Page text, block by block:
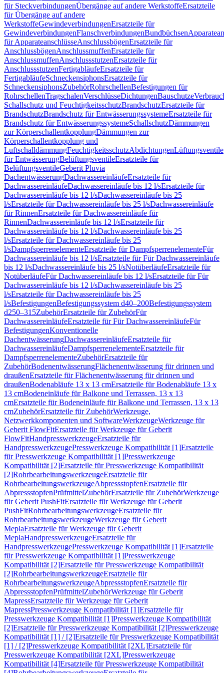
für SteckverbindungenÜbergänge auf andere WerkstoffeErsatzteile
für Übergänge auf andere
WerkstoffeGewindeverbindungenErsatzteile für
GewindeverbindungenFlanschverbindungenBundbüchsen
für ApparateanschlüsseAnschlussbögenErsatzteile für
AnschlussbögenAnschlussmuffenErsatzteile für
AnschlussmuffenAnschlussstutzenErsatzteile für
AnschlussstutzenFertigabläufeErsatzteile für
FertigabläufeSchneckensiphonsErsatzteile für
SchneckensiphonsZubehörRohrschellenBefestigungen für
RohrschellenTragschalenVerschlüsseDichtungenBauschutze
Schallschutz und FeuchtigkeitsschutzBrandschutzErsatzteile für
BrandschutzBrandschutz für EntwässerungssystemeErsatzteile für
Brandschutz für EntwässerungssystemeSchallschutzDämmungen
zur KörperschallentkopplungDämmungen zur
Körperschallentkopplung und
LuftschalldämmungFeuchtigkeitsschutzAbdichtungenLüftungsventile
für EntwässerungBelüftungsventileErsatzteile für
BelüftungsventileGeberit Pluvia
DachentwässerungDachwassereinläufeErsatzteile für
DachwassereinläufeDachwassereinläufe bis 12 l/sErsatzteile für
Dachwassereinläufe bis 12 l/sDachwassereinläufe bis 25
l/sErsatzteile für Dachwassereinläufe bis 25 l/sDachwassereinläufe
für RinnenErsatzteile für Dachwassereinläufe für
RinnenDachwassereinläufe bis 12 l/sErsatzteile für
Dachwassereinläufe bis 12 l/sDachwassereinläufe bis 25
l/sErsatzteile für Dachwassereinläufe bis 25
l/sDampfsperrenelementeErsatzteile für DampfsperrenelementeFür
Dachwassereinläufe bis 12 l/sErsatzteile für Für Dachwassereinläufe
bis 12 l/sDachwassereinläufe bis 25 l/sNotüberläufeErsatzteile für
NotüberläufeFür Dachwassereinläufe bis 12 l/sErsatzteile für Für
Dachwassereinläufe bis 12 l/sDachwassereinläufe bis 25
l/sErsatzteile für Dachwassereinläufe bis 25
l/sBefestigungenBefestigungssystem d40–200Befestigungssystem
d250–315ZubehörErsatzteile für ZubehörFür
DachwassereinläufeErsatzteile für Für DachwassereinläufeFür
BefestigungenKonventionelle
DachentwässerungDachwassereinläufeErsatzteile für
DachwassereinläufeDampfsperrenelementeErsatzteile für
DampfsperrenelementeZubehörErsatzteile für
ZubehörBodenentwässerungFlächenentwässerung für drinnen und
draußenErsatzteile für Flächenentwässerung für drinnen und
draußenBodenabläufe 13 x 13 cmErsatzteile für Bodenabläufe 13 x
13 cmBodeneinläufe für Balkone und Terrassen, 13 x 13
cmErsatzteile für Bodeneinläufe für Balkone und Terrassen, 13 x 13
cmZubehörErsatzteile für ZubehörWerkzeuge,
Netzwerkkomponenten und SoftwareWerkzeugeWerkzeuge für
Geberit FlowFitErsatzteile für Werkzeuge für Geberit
FlowFitHandpresswerkzeugeErsatzteile für
HandpresswerkzeugePresswerkzeuge Kompatibilität [1]Ersatzteile
für Presswerkzeuge Kompatibilität [1]Presswerkzeuge
Kompatibilität [2]Ersatzteile für Presswerkzeuge Kompatibilität
[2]RohrbearbeitungswerkzeugeErsatzteile für
RohrbearbeitungswerkzeugeAbpressstopfenErsatzteile für
AbpressstopfenPrüfmittelZubehörErsatzteile für ZubehörWerkzeuge
für Geberit PushFitErsatzteile für Werkzeuge für Geberit
PushFitRohrbearbeitungswerkzeugeErsatzteile für
RohrbearbeitungswerkzeugeWerkzeuge für Geberit
MeplaErsatzteile für Werkzeuge für Geberit
MeplaHandpresswerkzeugeErsatzteile für
HandpresswerkzeugePresswerkzeuge Kompatibilität [1]Ersatzteile
für Presswerkzeuge Kompatibilität [1]Presswerkzeuge
Kompatibilität [2]Ersatzteile für Presswerkzeuge Kompatibilität
[2]RohrbearbeitungswerkzeugeErsatzteile für
RohrbearbeitungswerkzeugeAbpressstopfenErsatzteile für
AbpressstopfenPrüfmittelZubehörWerkzeuge für Geberit
MapressErsatzteile für Werkzeuge für Geberit
MapressPresswerkzeuge Kompatibilität [1]Ersatzteile für
Presswerkzeuge Kompatibilität [1]Presswerkzeuge Kompatibilität
[2]Ersatzteile für Presswerkzeuge Kompatibilität [2]Presswerkzeuge
Kompatibilität [1] / [2]Ersatzteile für Presswerkzeuge Kompatibilität
[1] / [2]Presswerkzeuge Kompatibilität [2XL]Ersatzteile für
Presswerkzeuge Kompatibilität [2XL]Presswerkzeuge
Kompatibilität [4]Ersatzteile für Presswerkzeuge Kompatibilität